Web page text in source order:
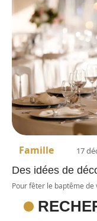
Famille 17
Des idées de
Pour fêter le baptême